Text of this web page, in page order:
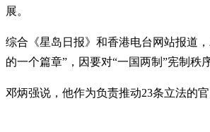
展。
综合《星岛日报》和香港电台网站报道
的一个篇章”，因要对“一国两制”宪制秩
邓炳强说，他作为负责推动23条立法的